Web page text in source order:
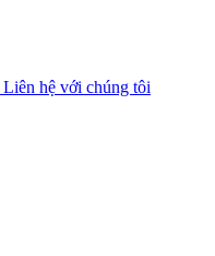
Liên hệ với chúng tôi